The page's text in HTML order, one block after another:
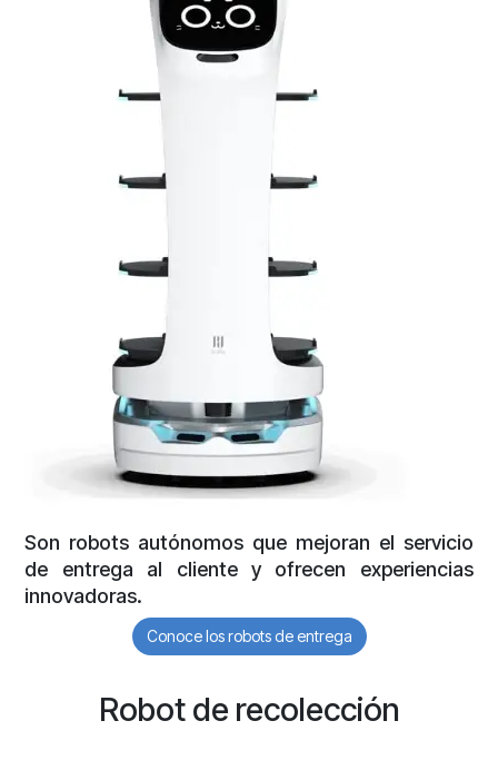
Son robots autónomos que mejoran el servicio
de entrega al cliente y ofrecen experiencias
innovadoras.
Conoce los robots de entrega
Robot de recolección